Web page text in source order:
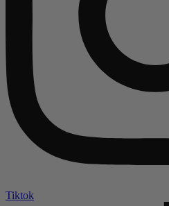
Tiktok